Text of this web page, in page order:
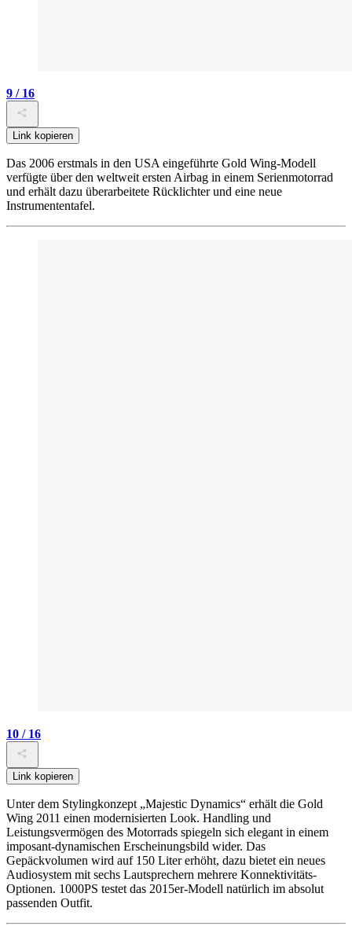
9 / 16
Link kopieren
Das 2006 erstmals in den USA eingeführte Gold Wing-Modell
verfügte über den weltweit ersten Airbag in einem Serienmotorrad
und erhält dazu überarbeitete Rücklichter und eine neue
Instrumententafel.
10 / 16
Link kopieren
Unter dem Stylingkonzept „Majestic Dynamics“ erhält die Gold
Wing 2011 einen modernisierten Look. Handling und
Leistungsvermögen des Motorrads spiegeln sich elegant in einem
imposant-dynamischen Erscheinungsbild wider. Das
Gepäckvolumen wird auf 150 Liter erhöht, dazu bietet ein neues
Audiosystem mit sechs Lautsprechern mehrere Konnektivitäts-
Optionen. 1000PS testet das 2015er-Modell natürlich im absolut
passenden Outfit.